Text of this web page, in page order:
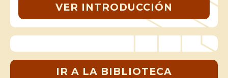
VER INTRODUCCIÓN
IR A LA BIBLIOTECA